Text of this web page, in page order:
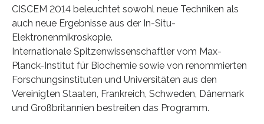
CISCEM 2014 beleuchtet sowohl neue Techniken als
auch neue Ergebnisse aus der In-Situ-
Elektronenmikroskopie.
Internationale Spitzenwissenschaftler vom Max-
Planck-Institut für Biochemie sowie von renommierten
Forschungsinstituten und Universitäten aus den
Vereinigten Staaten, Frankreich, Schweden, Dänemark
und Großbritannien bestreiten das Programm.